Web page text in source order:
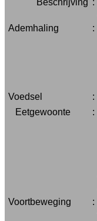
Beschrijving :
Ademhaling :
Voedsel :
Eetgewoonte :
Voortbeweging :